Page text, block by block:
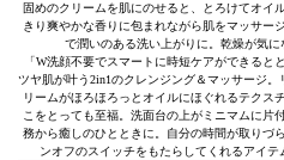
固めのクリームを肌にのせると、とろけてオイ
きり爽やかな香りに包まれながら肌をマッサー
で潤いのある洗い上がりに。乾燥が気に
「W洗顔不要でスマートに時短ケアができる
ツヤ肌が叶う2in1のクレンジング＆マッサージ
リームがほろほろっとオイルにほぐれるテクス
こをとっても至福。洗面台の上がミニマムに片
務から癒しのひとときに。自分の時間が取りづ
ンオフのスイッチをもたらしてくれるアイテ